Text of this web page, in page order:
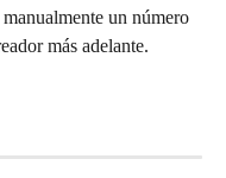
un número
más adelante.